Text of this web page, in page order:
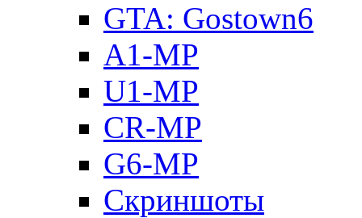
GTA: Gostown6
A1-MP
U1-MP
CR-MP
G6-MP
Скриншоты